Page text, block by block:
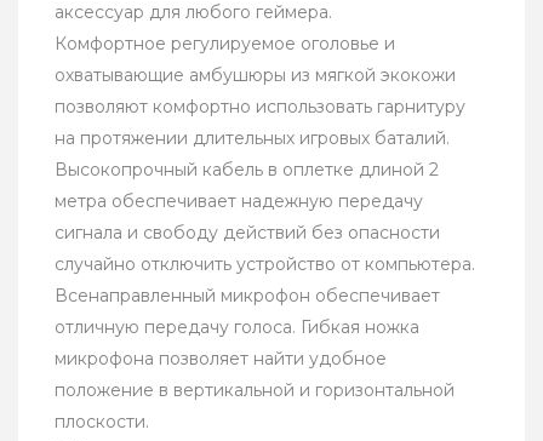
аксессуар для любого геймера.
Комфортное регулируемое оголовье и
охватывающие амбушюры из мягкой экокожи
позволяют комфортно использовать гарнитуру
на протяжении длительных игровых баталий.
Высокопрочный кабель в оплетке длиной 2
метра обеспечивает надежную передачу
сигнала и свободу действий без опасности
случайно отключить устройство от компьютера.
Всенаправленный микрофон обеспечивает
отличную передачу голоса. Гибкая ножка
микрофона позволяет найти удобное
положение в вертикальной и горизонтальной
плоскости.